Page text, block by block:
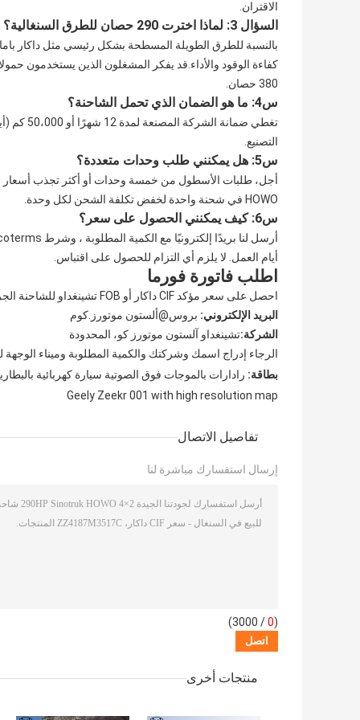
الاقتران.
السؤال 3: لماذا اخترت 290 حصان للطرق السنغالية؟
380 حصان.
س4: ما هو الضمان الذي تحمل الشاحنة؟
تغطي
التصنيع.
س5: هل يمكنني طلب وحدات متعددة؟
أجل، طلبات الأسطول من خمسة وحدات أو أكثر تجذب أسعار
HOWO في شحنة واحدة لخفض تكلفة الشحن لكل وحدة.
س6: كيف يمكنني الحصول على سعر؟
أيام العمل. لا يلزم أي التزام للحصول على اقتباس.
اطلب فاتورة فورما
احصل على سعر مؤكد CIF داكار أو FOB تشينغداو للشاحنة الجرارية الجديدة Sinotruk HOWO 290HP 4*2 ZZ4187M3517C. اتصل بنا اليوم:
البريد الإلكتروني: بروس@ألستون موتورز.كوم
الشركة:تشينغداو آلستون موتورز كو، المحدودة
الرجاء إدراج اسمك وشركتك والكمية المطلوبة وميناء
بطاقة: رادارات بالموجات فوق الصوتية سيارة كهربائية بالبطارية,سيارات
Geely Zeekr 001 with high resolution map
تفاصيل الاتصال
إرسال استفسارك مباشرة لنا
(
0
/ 3000)
منتجات أخرى